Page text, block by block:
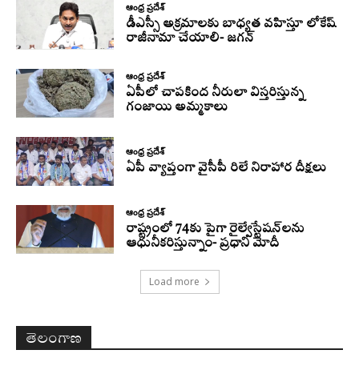
ఆంధ్ర ప్రదేశ్
డీఎస్సీ అక్రమాలకు బాధ్యత వహిస్తూ లోకేష్‌
రాజీనామా చేయాలి- జగన్
ఆంధ్ర ప్రదేశ్
ఏపీలో చాపకింద నీరులా విస్తరిస్తున్న
గంజాయి అమ్మకాలు
ఆంధ్ర ప్రదేశ్
ఏపీ వ్యాప్తంగా వైసీపీ రిలే నిరాహార దీక్షలు
ఆంధ్ర ప్రదేశ్
రాష్ట్రంలో 74కు పైగా రైల్వేస్టేషన్‌లను
ఆధునీకరిస్తున్నాం- ప్రధాని మోదీ
Load more
తెలంగాణ